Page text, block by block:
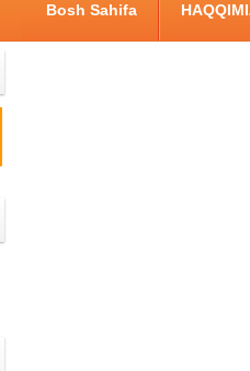
Bosh Sahifa